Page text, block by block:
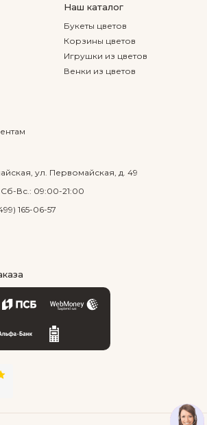
Наш каталог
Букеты цветов
Корзины цветов
Игрушки из цветов
Венки из цветов
ул. Первомайская, д. 49
Вс.: 09:00-21:00
165-06-57